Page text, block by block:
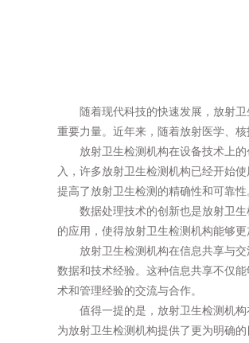
随着现代科技的快速发展，放射
重要力量。近年来，随着放射医学、
放射卫生检测机构在设备技术上
入，许多放射卫生检测机构已经开始
提高了放射卫生检测的精确性和可靠性
数据处理技术的创新也是放射卫
的应用，使得放射卫生检测机构能够
放射卫生检测机构在信息共享与
数据和技术经验。这种信息共享不仅
术和管理经验的交流与合作。
值得一提的是，放射卫生检测机
为放射卫生检测机构提供了更为明确